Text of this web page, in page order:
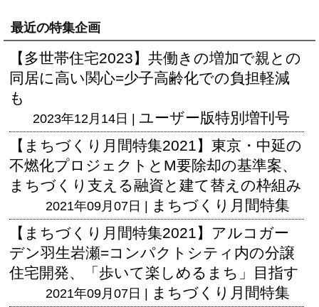
最近の特集企画
【多世帯住宅2023】共働きの増加で親との
同居に高い関心=少子高齢化での負担軽減
も
2023年12月14日 | ユーザー版特別増刊号
【まちづくり月間特集2021】東京・中延の
不燃化プロジェクトとM要除却の基準案、
まちづくり支える融資と建て替えの枠組み
2021年09月07日 | まちづくり月間特集
【まちづくり月間特集2021】アルコガー
デン羽生岩瀬=コンパクトシティ内の分譲
住宅開発、「歩いて楽しめるまち」目指す
2021年09月07日 | まちづくり月間特集